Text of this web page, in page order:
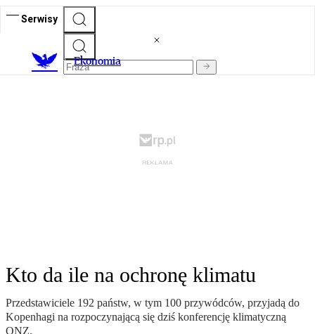
Serwisy
Ekonomia
Kto da ile na ochronę klimatu
Przedstawiciele 192 państw, w tym 100 przywódców, przyjadą do
Kopenhagi na rozpoczynającą się dziś konferencję klimatyczną
ONZ.